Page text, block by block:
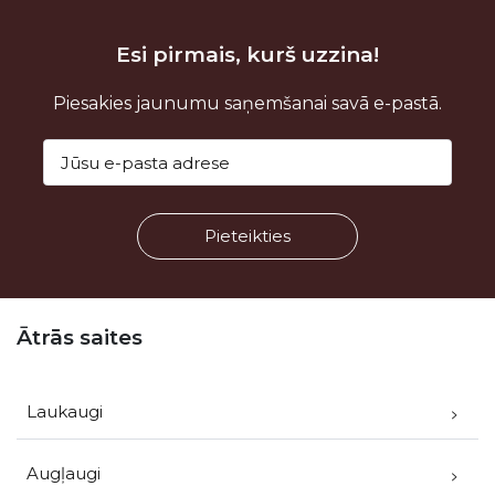
Esi pirmais, kurš uzzina!
Piesakies jaunumu saņemšanai savā e-pastā.
Ātrās saites
Laukaugi
Augļaugi